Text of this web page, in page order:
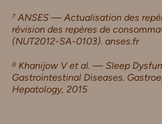
⁷ ANSES — Actualisation des
révision des repères de
(NUT2012-SA-0103). anses.fr
⁸ Khanijow V et al. — Sleep
Gastrointestinal Diseases.
Hepatology, 2015